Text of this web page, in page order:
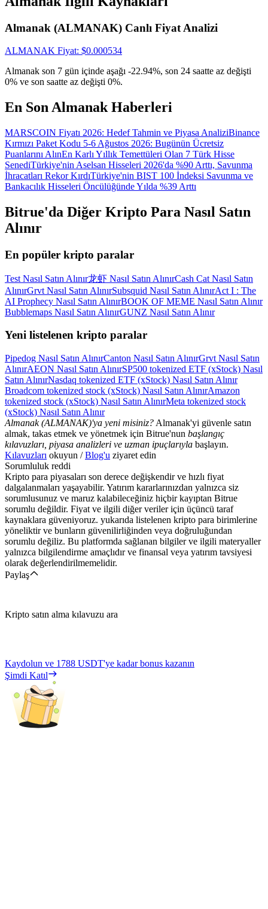
Almanak (ALMANAK) Canlı Fiyat Analizi
ALMANAK Fiyat: $0.000534
Almanak son 7 gün içinde aşağı -22.94%, son 24 saatte az değişti
0% ve son saatte az değişti 0%.
En Son Almanak Haberleri
MARSCOIN Fiyatı 2026: Hedef Tahmin ve Piyasa AnaliziBinance
Kırmızı Paket Kodu 5-6 Ağustos 2026: Bugünün Ücretsiz
Puanlarını AlınEn Karlı Yıllık Temettüleri Olan 7 Türk Hisse
SenediTürkiye'nin Aselsan Hisseleri 2026'da %90 Arttı, Savunma
İhracatları Rekor KırdıTürkiye'nin BIST 100 İndeksi Savunma ve
Bankacılık Hisseleri Öncülüğünde Yılda %39 Arttı
Bitrue'da Diğer Kripto Para Nasıl Satın
Alınır
En popüler kripto paralar
Test Nasıl Satın Alınır龙虾 Nasıl Satın AlınırCash Cat Nasıl Satın
AlınırGrvt Nasıl Satın AlınırSubsquid Nasıl Satın AlınırAct I : The
AI Prophecy Nasıl Satın AlınırBOOK OF MEME Nasıl Satın Alınır
Bubblemaps Nasıl Satın AlınırGUNZ Nasıl Satın Alınır
Yeni listelenen kripto paralar
Pipedog Nasıl Satın AlınırCanton Nasıl Satın AlınırGrvt Nasıl Satın
AlınırAEON Nasıl Satın AlınırSP500 tokenized ETF (xStock) Nasıl
Satın AlınırNasdaq tokenized ETF (xStock) Nasıl Satın Alınır
Broadcom tokenized stock (xStock) Nasıl Satın AlınırAmazon
tokenized stock (xStock) Nasıl Satın AlınırMeta tokenized stock
(xStock) Nasıl Satın Alınır
Almanak (ALMANAK)'ya yeni misiniz? Almanak'yi güvenle satın
almak, takas etmek ve yönetmek için Bitrue'nun başlangıç
kılavuzları, piyasa analizleri ve uzman ipuçlarıyla başlayın.
Kılavuzları okuyun /Blog'u ziyaret edin
Sorumluluk reddi
Kripto para piyasaları son derece değişkendir ve hızlı fiyat
dalgalanmaları yaşayabilir. Yatırım kararlarınızdan yalnızca siz
sorumlusunuz ve maruz kalabileceğiniz hiçbir kayıptan Bitrue
sorumlu değildir. Fiyat ve ilgili diğer veriler için üçüncü taraf
kaynaklara güveniyoruz. yukarıda listelenen kripto para birimlerine
yöneliktir ve bunların güvenilirliğinden veya doğruluğundan
sorumlu değiliz. Bu platformda sağlanan bilgiler ve ilgili materyaller
yalnızca bilgilendirme amaçlıdır ve finansal veya yatırım tavsiyesi
olarak değerlendirilmemelidir.
Paylaş
Kripto satın alma kılavuzu ara
Kaydolun ve 1788 USDT'ye kadar bonus kazanın
Şimdi Katıl